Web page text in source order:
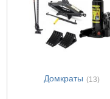
Домкраты (13)